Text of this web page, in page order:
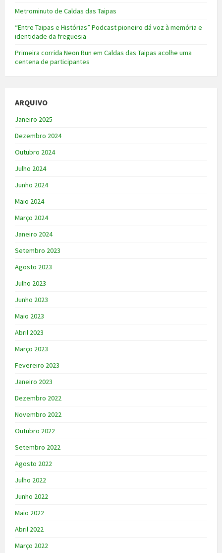
Metrominuto de Caldas das Taipas
“Entre Taipas e Histórias” Podcast pioneiro dá voz à memória e
identidade da freguesia
Primeira corrida Neon Run em Caldas das Taipas acolhe uma
centena de participantes
ARQUIVO
Janeiro 2025
Dezembro 2024
Outubro 2024
Julho 2024
Junho 2024
Maio 2024
Março 2024
Janeiro 2024
Setembro 2023
Agosto 2023
Julho 2023
Junho 2023
Maio 2023
Abril 2023
Março 2023
Fevereiro 2023
Janeiro 2023
Dezembro 2022
Novembro 2022
Outubro 2022
Setembro 2022
Agosto 2022
Julho 2022
Junho 2022
Maio 2022
Abril 2022
Março 2022